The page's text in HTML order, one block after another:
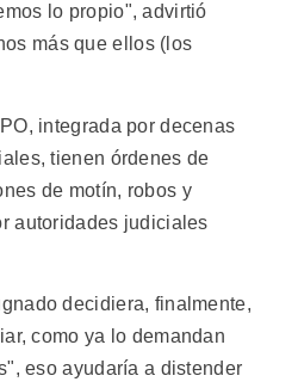
lo propio", advirtió
más que ellos (los
integrada por decenas
tienen órdenes de
de motín, robos y
autoridades judiciales
decidiera, finalmente,
como ya lo demandan
eso ayudaría a distender